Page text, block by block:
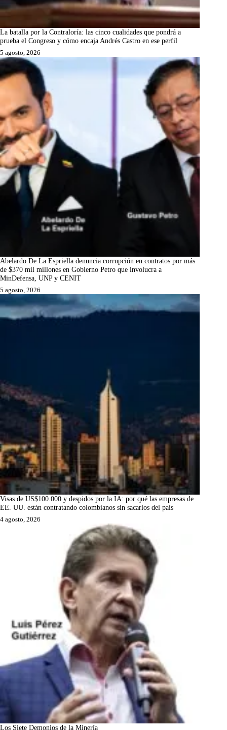
La batalla por la Contraloría: las cinco cualidades que pondrá a
prueba el Congreso y cómo encaja Andrés Castro en ese perfil
5 agosto, 2026
Abelardo De La Espriella denuncia corrupción en contratos por más
de $370 mil millones en Gobierno Petro que involucra a
MinDefensa, UNP y CENIT
5 agosto, 2026
Visas de US$100.000 y despidos por la IA: por qué las empresas de
EE. UU. están contratando colombianos sin sacarlos del país
4 agosto, 2026
Los Siete Demonios de la Minería